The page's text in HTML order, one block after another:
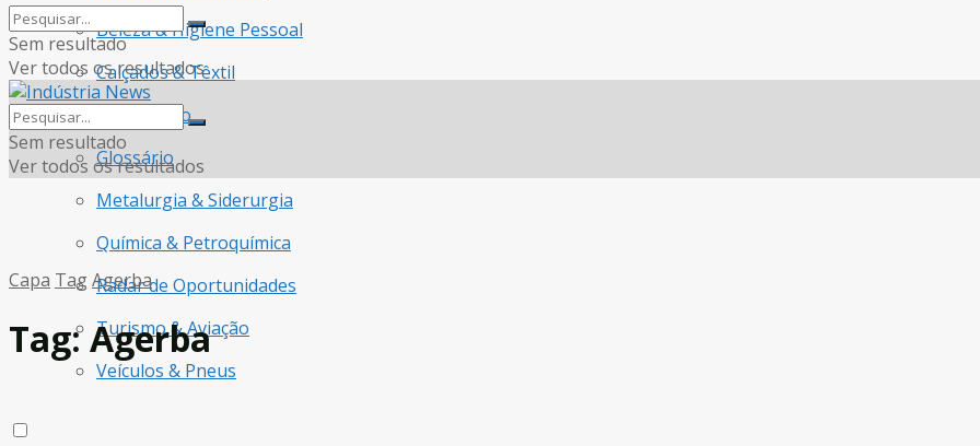
Beleza & Higiene Pessoal
Calçados & Têxtil
Construção
Glossário
Metalurgia & Siderurgia
Química & Petroquímica
Radar de Oportunidades
Turismo & Aviação
Veículos & Pneus
Sem resultado
Ver todos os resultados
Sem resultado
Ver todos os resultados
Capa TagAgerba
Tag:Agerba